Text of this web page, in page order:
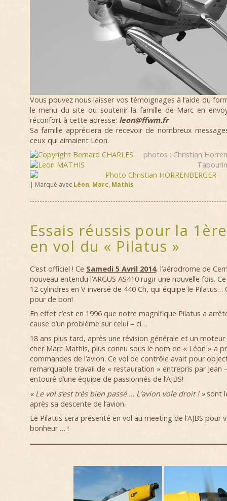
Vous pouvez nous laisser vos témoignages à l’aide du
le menu du site ou soutenir la famille de Marc en
réconfort à cette adresse: leon@ffwm.fr
Sa famille appréciera de recevoir de nombreux
ceux qui aimaient Léon.
photos : Christian
| Marqué avec Léon, Marc, Mathis
Essais réussis pour la
en vol du « Pilatus »
C’est officiel ! Ce Samedi 5 Avril 2014, l’aérodrome de
nouveau entendu l’ARGUS AS410 rugir une nouvelle fois.
12 cylindres en V inversé de 440 Ch, qui équipe le Pilatus…
pour de bon!
En effet c’est en 1996 que notre magnifique Pilatus a
cause d’un problème sur celui – ci…
18 ans plus tard, après une révision générale et un
cher Marc Mathis, plus connu sous le nom de « Léon » a
commandes de l’avion. Ce vol de contrôle avait pour
remarquable travail de « restauration » entrepris par Jean
entouré d’une équipe de passionnés de l’AJBS!
« Le vol s’est très bien passé … L’avion vole droit ! » sont
après sa descente de l’avion.
Le Pilatus sera présenté en vol au meeting de l’AJBS pour
bonheur … !